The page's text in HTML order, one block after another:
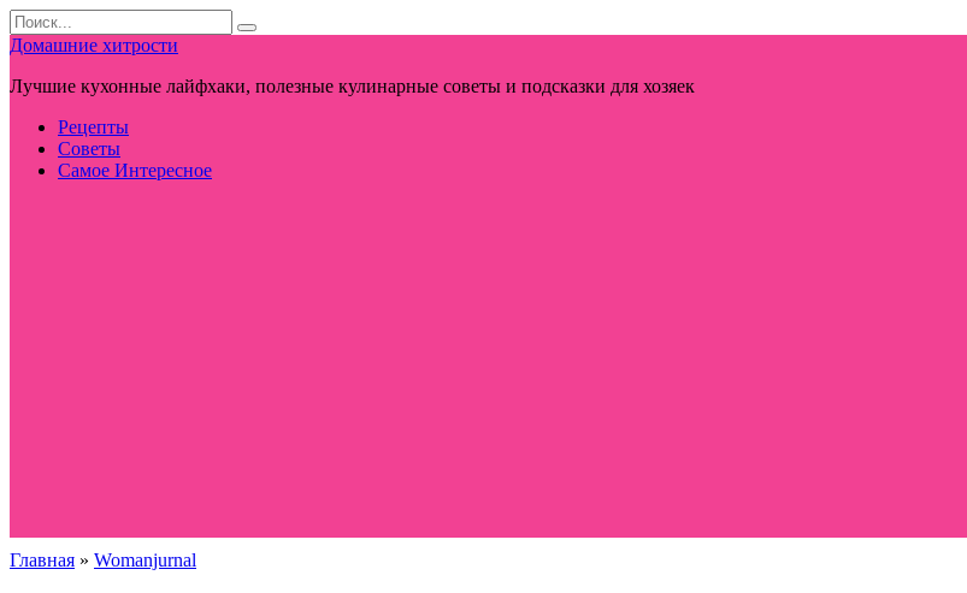
Перейти
к
контенту
Search
for:
Домашние хитрости
Лучшие кухонные лайфхаки, полезные кулинарные советы и подсказки для хозяек
Рецепты
Советы
Самое Интересное
Главная » Womanjurnal